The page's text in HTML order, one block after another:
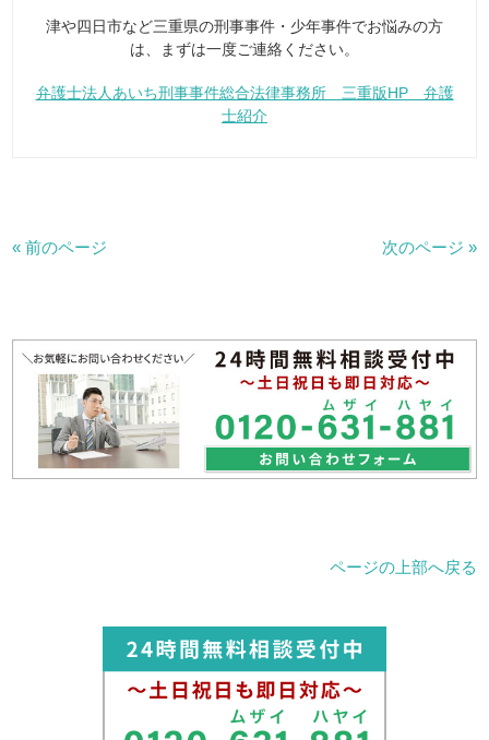
津や四日市など三重県の刑事事件・少年事件でお悩みの方
は、まずは一度ご連絡ください。
弁護士法人あいち刑事事件総合法律事務所 三重版HP 弁護
士紹介
« 前のページ 次のページ »
ページの上部へ戻る